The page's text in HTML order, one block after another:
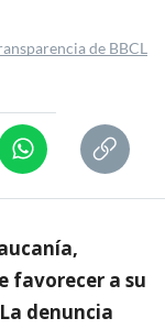
de BBCL
favorecer a su
denuncia